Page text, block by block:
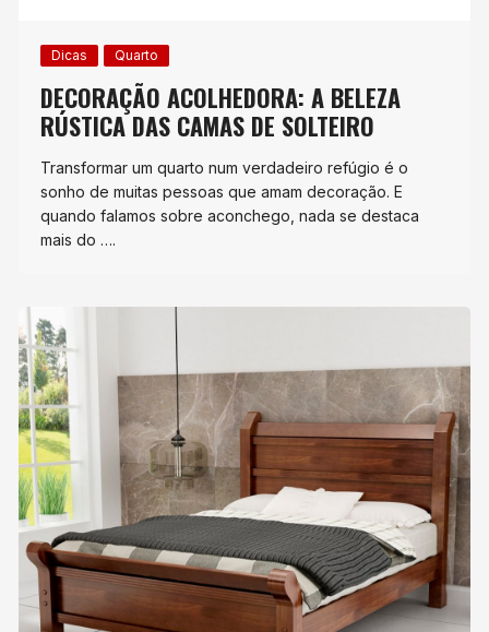
Dicas Quarto
DECORAÇÃO ACOLHEDORA: A BELEZA
RÚSTICA DAS CAMAS DE SOLTEIRO
Transformar um quarto num verdadeiro refúgio é o
sonho de muitas pessoas que amam decoração. E
quando falamos sobre aconchego, nada se destaca
mais do ….